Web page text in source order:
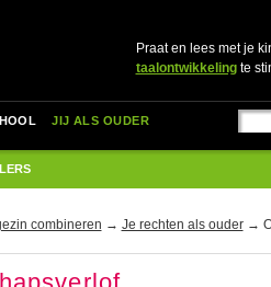
Praat en lees met je
taalontwikkelingte
JIJ ALS OUDER
combineren → Je rechten als ouder→